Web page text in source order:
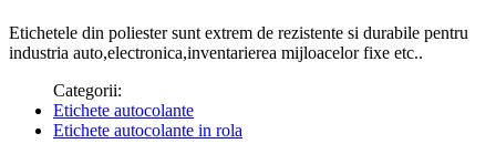
Etichetele din poliester sunt extrem de rezistente si durabile pentru
industria auto,electronica,inventarierea mijloacelor fixe etc..
Categorii:
Etichete autocolante
Etichete autocolante in rola